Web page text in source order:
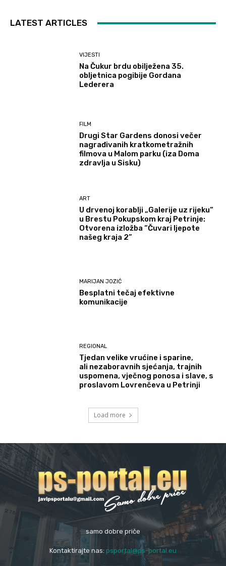
LATEST ARTICLES
VIJESTI
Na Čukur brdu obilježena 35.
obljetnica pogibije Gordana
Lederera
FILM
Drugi Star Gardens donosi večer
nagrađivanih kratkometražnih
filmova u Malom parku (iza Doma
zdravlja u Sisku)
ART
U drvenoj korablji „Galerije uz rijeku“
u Brestu Pokupskom kraj Petrinje:
Otvorena izložba “Čuvari ljepote
našeg kraja 2”
MARIJAN JOZIĆ
Besplatni tečaj efektivne
komunikacije
REGIONAL
Tjedan velike vrućine i sparine,
ali nezaboravnih sjećanja, trajnih
uspomena, vječnog ponosa i slave, s
proslavom Lovrenčeva u Petrinji
Load more
samo dobre priče
Kontaktirajte nas: psportal@ps-portal.eu